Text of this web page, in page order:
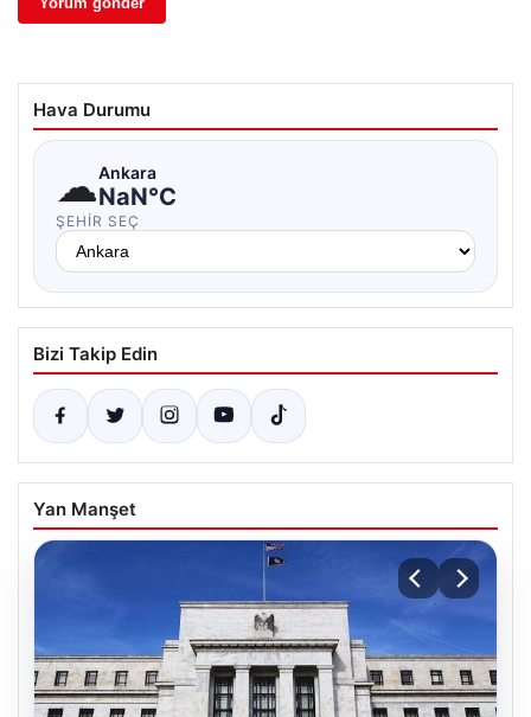
Hava Durumu
☁Ankara
NaN°C
ŞEHIR SEÇ
Bizi Takip Edin
Yan Manşet